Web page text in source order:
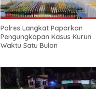
Polres Langkat Paparkan
Pengungkapan Kasus Kurun
Waktu Satu Bulan